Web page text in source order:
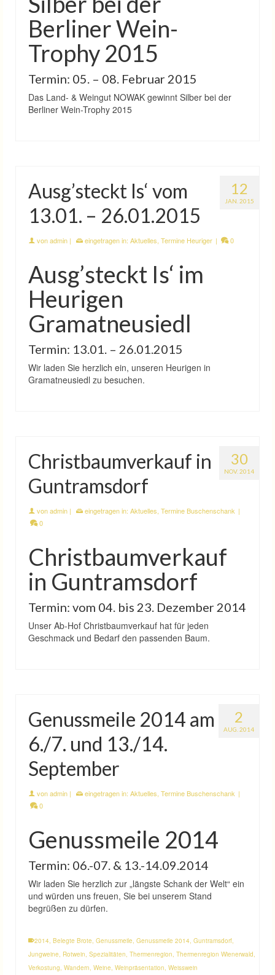
Berliner Wein-
Trophy 2015
Termin: 05. – 08. Februar 2015
Das Land- & Weingut NOWAK gewinnt Silber bei der
Berliner Wein-Trophy 2015
12
JAN. 2015
Ausg’steckt Is‘ vom
13.01. – 26.01.2015
vonadmin | eingetragen in: Aktuelles Termine Heuriger | 0
Ausg’steckt Is‘ im
Heurigen
Gramatneusiedl
Termin: 13.01. – 26.01.2015
Wir laden Sie herzlich ein, unseren Heurigen in
Gramatneusiedl zu besuchen.
30
NOV. 2014
Christbaumverkauf in
Guntramsdorf
vonadmin | eingetragen in: Aktuelles Termine Buschenschank |
0
Christbaumverkauf
in Guntramsdorf
Termin: vom 04. bis 23. Dezember 2014
Unser Ab-Hof Christbaumverkauf hat für jeden
Geschmack und Bedarf den passenden Baum.
2
AUG. 2014
Genussmeile 2014 am
6./7. und 13./14.
September
vonadmin | eingetragen in: Aktuelles Termine Buschenschank |
0
Genussmeile 2014
Termin: 06.-07. & 13.-14.09.2014
Wir laden Sie herzlich zur „längste Schank der Welt“ ein
und würden uns freuen, Sie bei unserem Stand
begrüßen zu dürfen.
2014, Belegte Brote, Genussmeile, Genussmeile 2014, Guntramsdorf,
Jungweine, Rotwein, Spezialitäten, Thermenregion, Thermenregion Wienerwald,
Verkostung, Wandern, Weine, Weinpräsentation, Weisswein